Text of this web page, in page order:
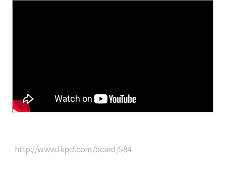
http://www.fkpcf.com/board/584